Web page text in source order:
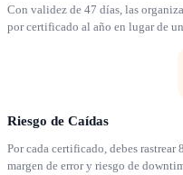
Con validez de 47 días, las
por certificado al año en lugar de
Riesgo de Caídas
Por cada certificado, debes rastrear
margen de error y riesgo de